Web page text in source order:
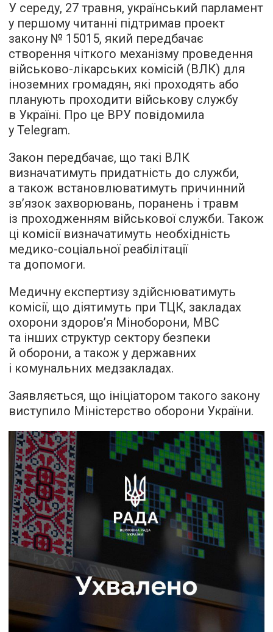
У середу, 27 травня, український парламент
у першому читанні підтримав проект
закону № 15015, який передбачає
створення чіткого механізму проведення
військово-лікарських комісій (ВЛК) для
іноземних громадян, які проходять або
планують проходити військову службу
в Україні. Про це ВРУ повідомила
у Telegram.
Закон передбачає, що такі ВЛК
визначатимуть придатність до служби,
а також встановлюватимуть причинний
зв’язок захворювань, поранень і травм
із проходженням військової служби. Також
ці комісії визначатимуть необхідність
медико-соціальної реабілітації
та допомоги.
Медичну експертизу здійснюватимуть
комісії, що діятимуть при ТЦК, закладах
охорони здоров’я Міноборони, МВС
та інших структур сектору безпеки
й оборони, а також у державних
і комунальних медзакладах.
Заявляється, що ініціатором такого закону
виступило Міністерство оборони України.